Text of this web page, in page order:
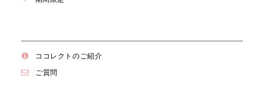
ココレクトのご紹介
ご質問